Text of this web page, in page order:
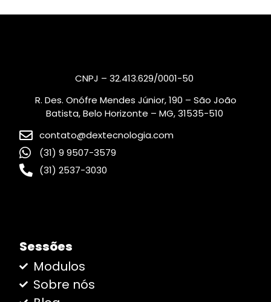
CNPJ – 32.413.629/0001-50
R. Des. Onófre Mendes Júnior, 190 – São João
Batista, Belo Horizonte – MG, 31535-510
contato@dextecnologia.com
(31) 9 9507-3579
(31) 2537-3030
Sessões
Modulos
Sobre nós